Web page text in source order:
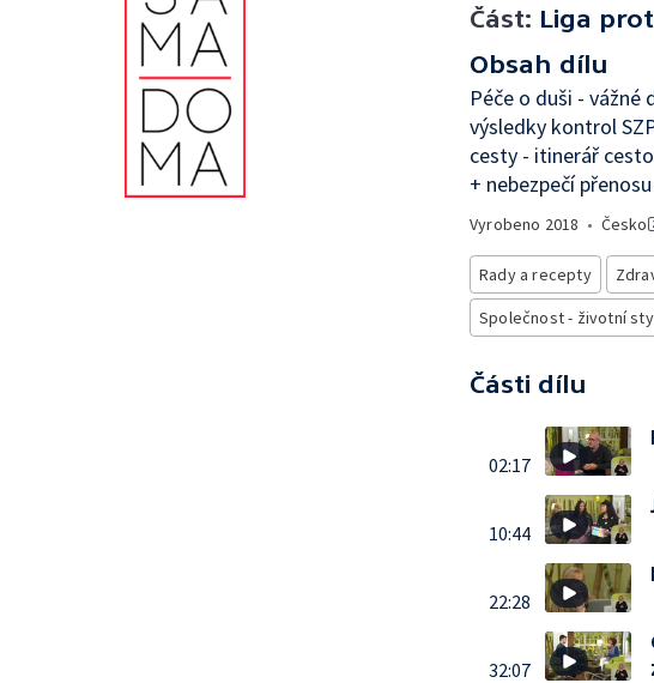
Část: Liga
Obsah dílu
Péče o duši -
výsledky kontrol
cesty - itinerář
+ nebezpečí
Vyrobeno 2018 • Česko
Rady a recepty
Společnost - životní
Části dílu
02:17
10:44
22:28
32:07